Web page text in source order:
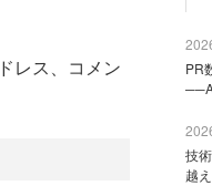
レス、コメン
PR
技
越